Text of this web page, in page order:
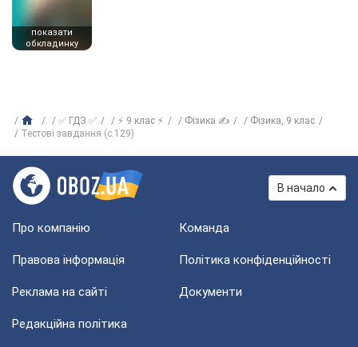
показати
обкладинку
✅ ГДЗ ✅ ⚡ 9 клас ⚡ Фізика ✍
Фізика, 9 клас
Тестові завдання (с.129)
В начало
Про компанію Команда
Правова інформація Політика конфіденційності
Реклама на сайті Документи
Редакційна політика